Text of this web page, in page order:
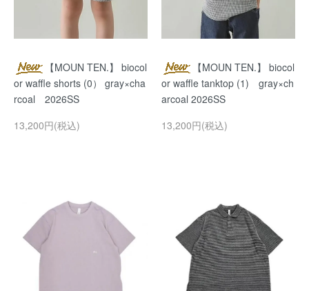
【MOUN TEN.】 biocol
or waffle shorts (0） gray×cha
rcoal 2026SS
13,200円(税込)
【MOUN TEN.】 biocol
or waffle tanktop (1) gray×ch
arcoal 2026SS
13,200円(税込)